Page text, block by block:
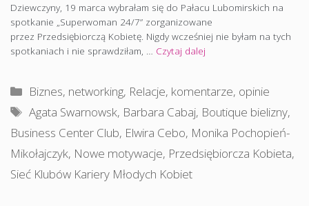
Dziewczyny, 19 marca wybrałam się do Pałacu Lubomirskich na
spotkanie „Superwoman 24/7” zorganizowane
przez Przedsiębiorczą Kobietę. Nigdy wcześniej nie byłam na tych
spotkaniach i nie sprawdziłam, … Czytaj dalej
Kategorie
Biznes, networking, Relacje, komentarze, opinie
Tagi
Agata Swarnowsk, Barbara Cabaj, Boutique bielizny,
Business Center Club, Elwira Cebo, Monika Pochopień-
Mikołajczyk, Nowe motywacje, Przedsiębiorcza Kobieta,
Sieć Klubów Kariery Młodych Kobiet